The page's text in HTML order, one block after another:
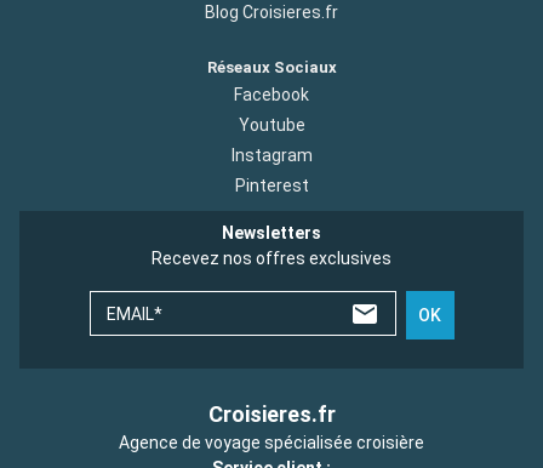
Blog Croisieres.fr
Réseaux Sociaux
Facebook
Youtube
Instagram
Pinterest
Newsletters
Recevez nos offres exclusives
EMAIL* OK
Croisieres.fr
Agence de voyage spécialisée croisière